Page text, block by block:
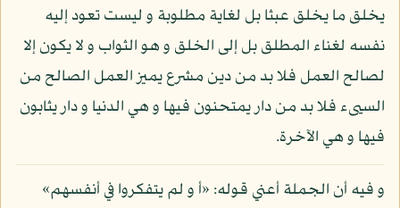
يخلق ما يخلق عبثا بل لغاية مطلوبة و ليست تعود إليه
نفسه لغناء المطلق بل إلى الخلق و هو الثواب و لا يكون إلا
لصالح العمل فلا بد من دين مشرع يميز العمل الصالح من
السيىء فلا بد من دار يمتحنون فيها و هي الدنيا و دار يثابون
فيها و هي الآخرة.
و فيه أن الجملة أعني قوله: «أ و لم يتفكروا في أنفسهم»